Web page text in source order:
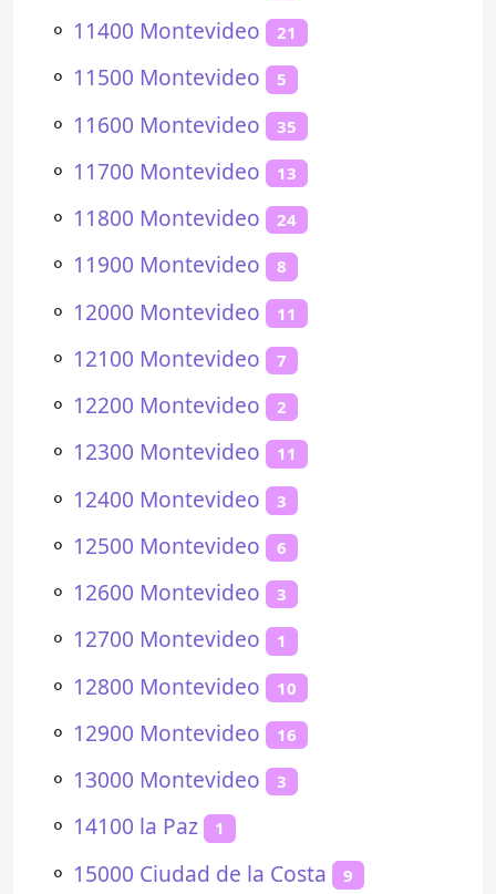
⚬ 11400 Montevideo 21
⚬ 11500 Montevideo 5
⚬ 11600 Montevideo 35
⚬ 11700 Montevideo 13
⚬ 11800 Montevideo 24
⚬ 11900 Montevideo 8
⚬ 12000 Montevideo 11
⚬ 12100 Montevideo 7
⚬ 12200 Montevideo 2
⚬ 12300 Montevideo 11
⚬ 12400 Montevideo 3
⚬ 12500 Montevideo 6
⚬ 12600 Montevideo 3
⚬ 12700 Montevideo 1
⚬ 12800 Montevideo 10
⚬ 12900 Montevideo 16
⚬ 13000 Montevideo 3
⚬ 14100 la Paz 1
⚬ 15000 Ciudad de la Costa 9